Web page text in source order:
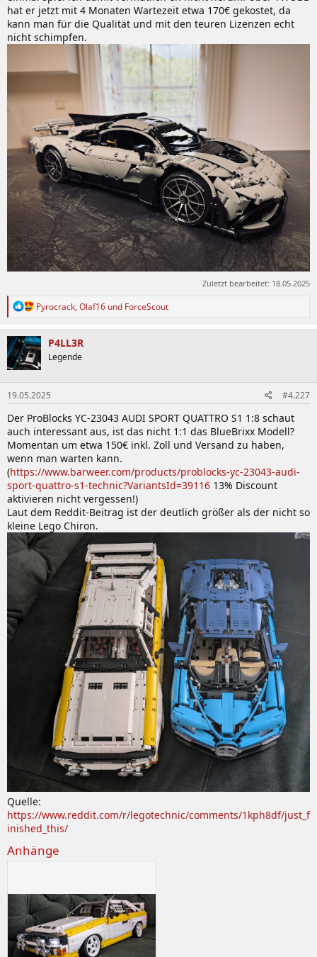
hat er jetzt mit 4 Monaten Wartezeit etwa 170€ gekostet, da
kann man für die Qualität und mit den teuren Lizenzen echt
nicht schimpfen.
Zuletzt bearbeitet: 18.05.2025
R
k
t
i
o
n
e
n
:
Pyrocrack, Olaf16 und ForceScout
P4LL3R
Legende
19.05.2025 #4.227
Der ProBlocks YC-23043 AUDI SPORT QUATTRO S1 1:8 schaut
auch interessant aus, ist das nicht 1:1 das BlueBrixx Modell?
Momentan um etwa 150€ inkl. Zoll und Versand zu haben,
wenn man warten kann.
(https://www.barweer.com/products/problocks-yc-23043-audi-
sport-quattro-s1-technic?VariantsId=39116 13% Discount
aktivieren nicht vergessen!)
Laut dem Reddit-Beitrag ist der deutlich größer als der nicht so
kleine Lego Chiron.
Quelle:
https://www.reddit.com/r/legotechnic/comments/1kph8df/just_f
inished_this/
Anhänge